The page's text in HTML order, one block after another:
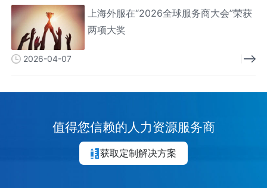
上海外服在“2026全球服务商大会”荣获
两项大奖
2026-04-07
值得您信赖的人力资源服务商
获取定制解决方案